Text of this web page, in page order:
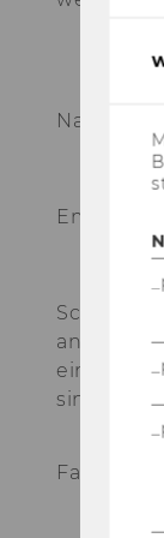
Name
Email
Schule/
an der Sie
sind